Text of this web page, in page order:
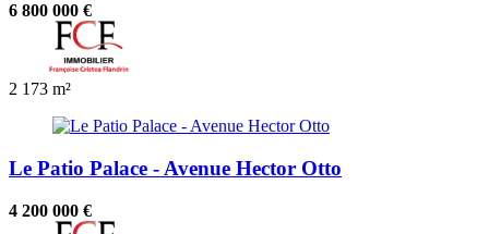
6 800 000 €
2 173 m²
Le Patio Palace - Avenue Hector Otto
4 200 000 €